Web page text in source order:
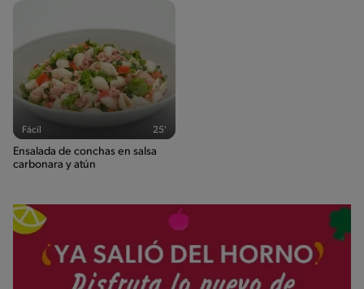
Fácil 25'
Ensalada de conchas en salsa
carbonara y atún